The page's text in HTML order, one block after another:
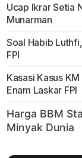
Ucap Ikrar Setia
Munarman
Soal Habib
FPI
Kasasi Kasus
Enam Laskar FPI